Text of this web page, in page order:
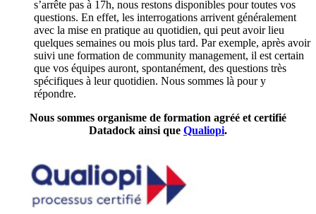
s’arrête pas à 17h, nous restons disponibles pour toutes vos
questions. En effet, les interrogations arrivent généralement
avec la mise en pratique au quotidien, qui peut avoir lieu
quelques semaines ou mois plus tard. Par exemple, après avoir
suivi une formation de community management, il est certain
que vos équipes auront, spontanément, des questions très
spécifiques à leur quotidien. Nous sommes là pour y
répondre.
Nous sommes organisme de formation agréé et certifié
Datadock ainsi que Qualiopi.